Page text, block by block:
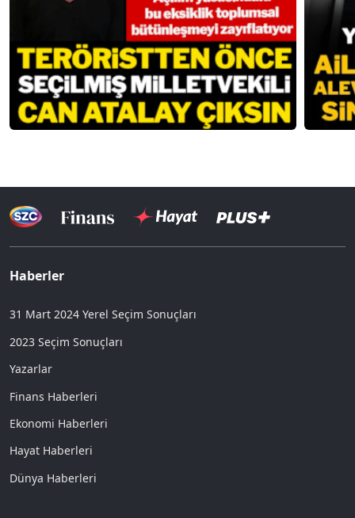
Haberler
31 Mart 2024 Yerel Seçim Sonuçları
2023 Seçim Sonuçları
Yazarlar
Finans Haberleri
Ekonomi Haberleri
Hayat Haberleri
Dünya Haberleri